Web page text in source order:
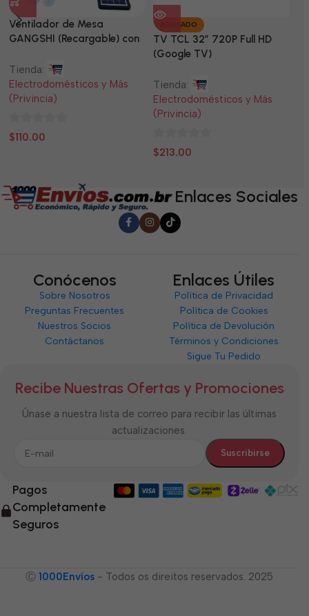
Ventilador de Mesa
GANGSHI (Recargable) con
Tienda:
Electrodomésticos y Más
(Privincia)
0
$110.00
AGOTADO
TV TCL 32” 720P Full HD
(Google TV)
Tienda:
Electrodomésticos y Más
(Privincia)
0
$213.00
Enlaces Sociales
Conócenos
Sobre Nosotros
Preguntas Frecuentes
Nuestros Socios
Contáctanos
Enlaces Útiles
Política de Privacidad
Política de Cookies
Política de Devolución
Términos y Condiciones
Sigue Tu Pedido
Recibe Nuestras Ofertas y Promociones
Únase a nuestra lista de correo para recibir las últimas
actualizaciones.
Pagos
Completamente
Seguros
Ⓒ 1000Envíos - Todos os direitos reservados. 2025